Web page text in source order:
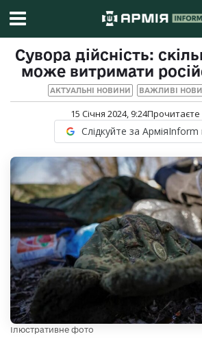
Сувора дійсність:
може витримати
АКТУАЛЬНІ НОВИНИ ВАЖЛИВІ
15 Січня 2024, 9:24Прочитаєте
Слідкуйте за
Ілюстративне фото